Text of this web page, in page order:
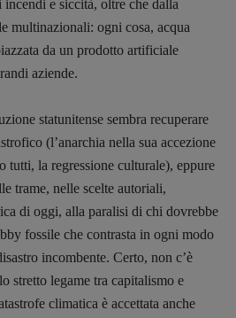
e siccità, oltre che dalla
multinazionali: ogni cosa, acqua
da un prodotto artificiale
aziende.
statunitense sembra recuperare
(l’anarchia nella sua accezione
tutti, la regressione culturale), eppure
trame, nelle scelte autoriali,
di oggi, alla paralisi di chi dovrebbe
fossile che contrasta in ogni modo
incombente. Certo, non c’è
stretto legame tra capitalismo e
climatica è accettata anche